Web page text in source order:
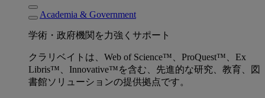
Academia & Government
学術・政府機関を力強くサポート
クラリベイトは、Web of Science™、ProQuest™、Ex
Libris™、Innovative™を含む、先進的な研究、教育、図
書館ソリューションの提供拠点です。